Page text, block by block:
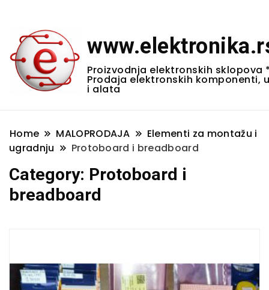
Proizvodnja elektronskih sklopova
Prodaja elektronskih komponenti,
i alata
Home MALOPRODAJA
Elementi za montažu i
ugradnju
Protoboard i breadboard
Category: Protoboard i
breadboard